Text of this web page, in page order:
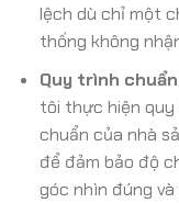
lệch dù chỉ một
thống không
Quy trình
tôi thực hiện
chuẩn của nhà
để đảm bảo độ
góc nhìn đúng